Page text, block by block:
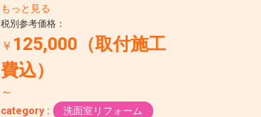
もっと見る
税別参考価格：
￥ 125,000（取付施工
費込）
～
category : 洗面室リフォーム